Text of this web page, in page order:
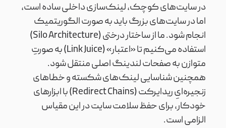
در سایت‌های کوچک، لینک‌سازی داخلی ساده است،
اما در سایت‌های بزرگ باید به صورت الگوریتمیک
انجام شود. ما از ساختار درختی (Silo Architecture)
استفاده می‌کنیم تا «اعتبار» (Link Juice) به صورتِ
متوازن به صفحات لندینگ اصلی منتقل شود.
همچنین شناسایی لینک‌های شکسته و خطاهای
زنجیره‌ایِ ریدایرکت (Redirect Chains) با ابزارهای
خودکار، برای حفظ سلامت سایت در این مقیاس
الزامی است.